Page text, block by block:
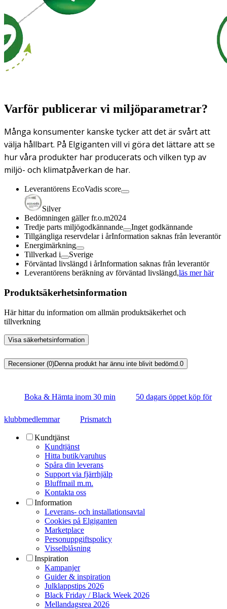
Varför publicerar vi miljöparametrar?
Många konsumenter kanske tycker att det är svårt att
välja hållbart. På Elgiganten vill vi göra det lättare att se
hur våra produkter har producerats och vilken typ av
miljö- och klimatpåverkan de har.
Leverantörens EcoVadis score
Silver
Bedömningen gäller fr.o.m2024
Tredje parts miljögodkännande
Inget godkännande
Tillgängliga reservdelar i årInformation saknas från leverantör
Energimärkning
Tillverkad i
Sverige
Förväntad livslängd i årInformation saknas från leverantör
Leverantörens beräkning av förväntad livslängd,läs mer här
Produktsäkerhetsinformation
Här hittar du information om allmän produktsäkerhet och
tillverkning
Visa säkerhetsinformation
Recensioner (0)Denna produkt har ännu inte blivit bedömd. 0
Boka & Hämta inom 30 min 50 dagars öppet köp för
klubbmedlemmar Prismatch
Kundtjänst
Kundtjänst
Hitta butik/varuhus
Spåra din leverans
Support via fjärrhjälp
Bluffmail m.m.
Kontakta oss
Information
Leverans- och installationsavtal
Cookies på Elgiganten
Marketplace
Personuppgiftspolicy
Visselblåsning
Inspiration
Kampanjer
Guider & inspiration
Julklappstips 2026
Black Friday / Black Week 2026
Mellandagsrea 2026